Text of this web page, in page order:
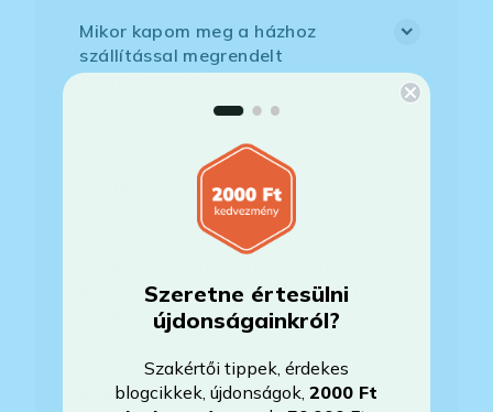
Mikor kapom meg a házhoz
szállítással megrendelt
termékemet?
Milyen szoftverek vannak előre
telepítve a laptopra?
kiosztású európai/külföldi kiosztású
a billentyűzet?
Bankkártyával tudok Önöknél
Szeretne értesülni
újdonságainkról?
Szakértői tippek, érdekes
blogcikkek, újdonságok,2000 Ft